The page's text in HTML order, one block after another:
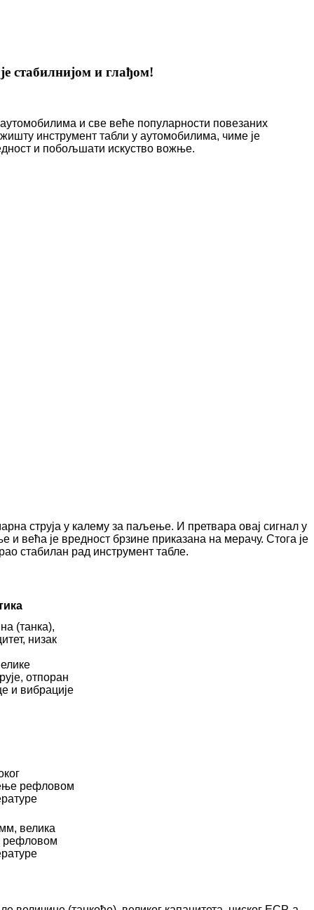
стабилнијом и глађом!
и све веће популарности повезаних
инструмент табли у аутомобилима, чиме је
и побољшати искуство вожње.
струја у калему за паљење. И претвара овај сигнал у
већа је вредност брзине приказана на мерачу. Стога је
стабилан рад инструмент табле.
(танка),
низак
отпоран
и вибрације
рефловом
велика
рефловом